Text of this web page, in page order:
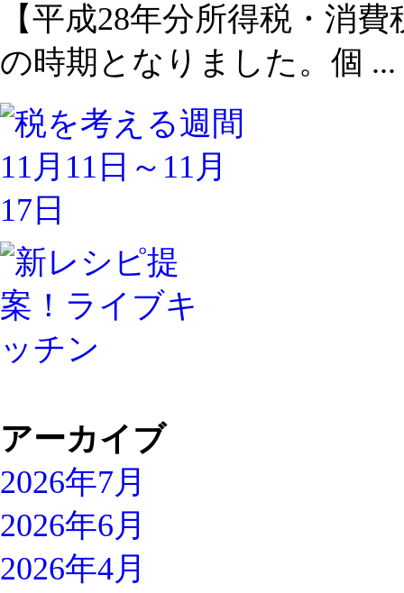
【平成28年分所得税・消
の時期となりました。個 ...
アーカイブ
2026年7月
2026年6月
2026年4月